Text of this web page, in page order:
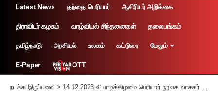
Latest News தந்தை பெரியார் ஆசிரியர் அறிக்கை
திராவிடர் கழகம் வாழ்வியல் சிந்தனைகள் தலையங்கம்
தமிழ்நாடு அரசியல் உலகம் கட்டுரை மேலும்
E-Paper OTT
நடக்க இருப்பவை > 14.12.2023 வியாழக்கிழமை பெரியார் நூலக வாசகர் வட்டம்